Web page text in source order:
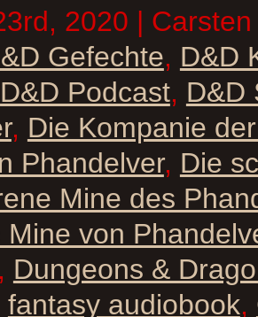
2020 |
Gefechte, D&D
D&D Podcast, D&D
, Die Kompanie
Phandelver, Die
Mine des
von
, Dungeons &
fantasy audiobook,